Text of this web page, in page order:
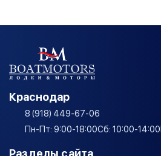
Краснодар
8 (918) 449-67-06
Пн-Пт: 9:00-18:00Сб: 10:00-14:00
Разделы сайта